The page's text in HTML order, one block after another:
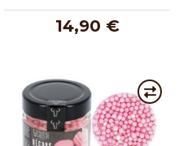
14,90 €